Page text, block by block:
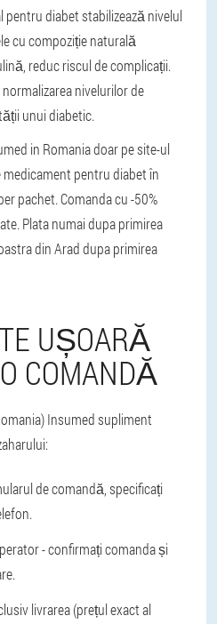
diabet stabilizează nivelul
cu compoziție naturală
reduc riscul de complicații.
nivelurilor de
unui diabetic.
in Romania doar pe site-ul
pentru diabet în
pachet. Comanda cu -50%
Plata numai dupa primirea
din Arad dupa primirea
UȘOARĂ
COMANDĂ
Insumed supliment
de comandă, specificați
- confirmați comanda și
livrarea (prețul exact al